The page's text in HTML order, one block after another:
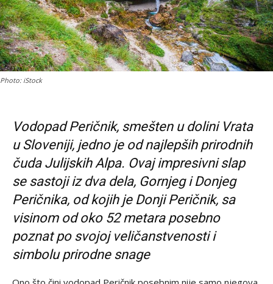
Photo: iStock
Vodopad Peričnik, smešten u dolini Vrata
u Sloveniji, jedno je od najlepših prirodnih
čuda Julijskih Alpa. Ovaj impresivni slap
se sastoji iz dva dela, Gornjeg i Donjeg
Peričnika, od kojih je Donji Peričnik, sa
visinom od oko 52 metara posebno
poznat po svojoj veličanstvenosti i
simbolu prirodne snage